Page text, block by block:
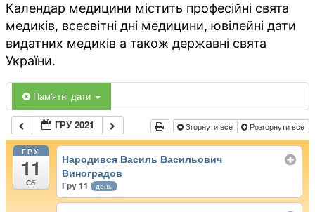
Календар медицини містить професійні свята
медиків, всесвітні дні медицини, ювілейні дати
видатних медиків а також державні свята
України.
Пам'ятні дати
ГРУ 2021 Згорнути все Розгорнути все
ГРУ
11
Сб
Народився Василь Васильович
Виноградов
Гру 11 день